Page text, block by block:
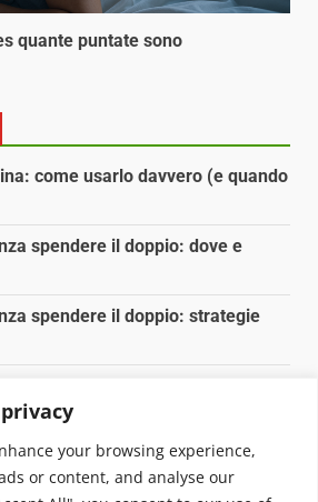
your browsing experience,
or content, and analyse our
quante puntate sono
come usarlo davvero (e quando
spendere il doppio: dove e
spendere il doppio: strategie
casa: 3 ingredienti che
chimici